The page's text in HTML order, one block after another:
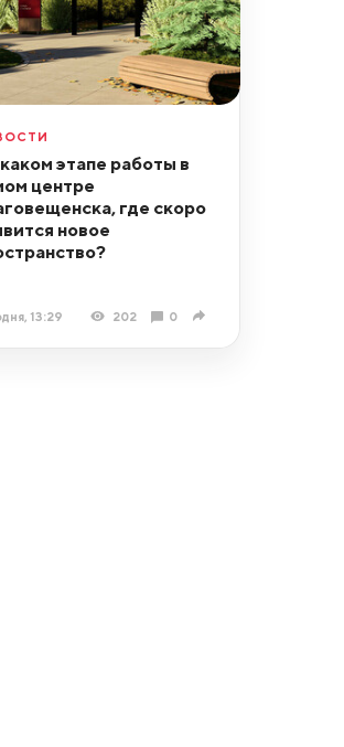
этапе работы в
центре
где скоро
новое
13:29 202 0